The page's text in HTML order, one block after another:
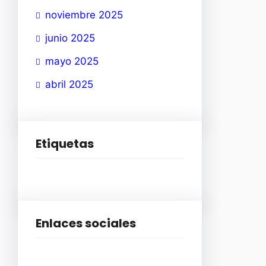
noviembre 2025
junio 2025
mayo 2025
abril 2025
Etiquetas
Enlaces sociales